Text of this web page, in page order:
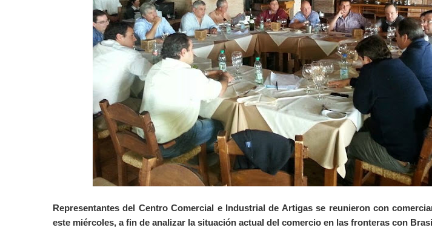
Representantes del Centro Comercial e Industrial de Artigas se reunieron con
este miércoles, a fin de analizar la situación actual del comercio en las fronteras con